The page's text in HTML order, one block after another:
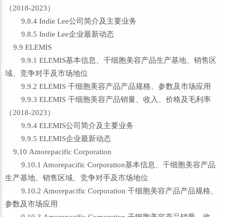
（2018-2023）
9.8.4 Indie Lee公司简介及主要业务
9.8.5 Indie Lee企业最新动态
9.9 ELEMIS
9.9.1 ELEMIS基本信息、干细胞美容产品生产基地、销售区
域、竞争对手及市场地位
9.9.2 ELEMIS 干细胞美容产品产品规格、参数及市场应用
9.9.3 ELEMIS 干细胞美容产品销量、收入、价格及毛利率
（2018-2023）
9.9.4 ELEMIS公司简介及主要业务
9.9.5 ELEMIS企业最新动态
9.10 Amorepacific Corporation
9.10.1 Amorepacific Corporation基本信息、干细胞美容产品
生产基地、销售区域、竞争对手及市场地位
9.10.2 Amorepacific Corporation 干细胞美容产品产品规格、
参数及市场应用